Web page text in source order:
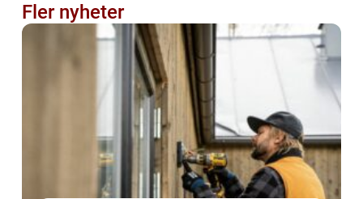
Fler nyheter